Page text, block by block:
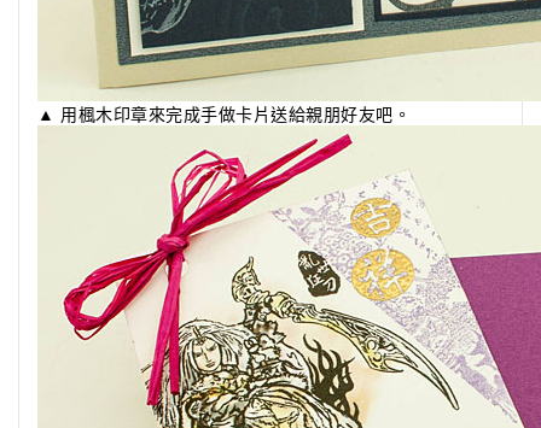
▲ 用楓木印章來完成手做卡片送給親朋好友吧。